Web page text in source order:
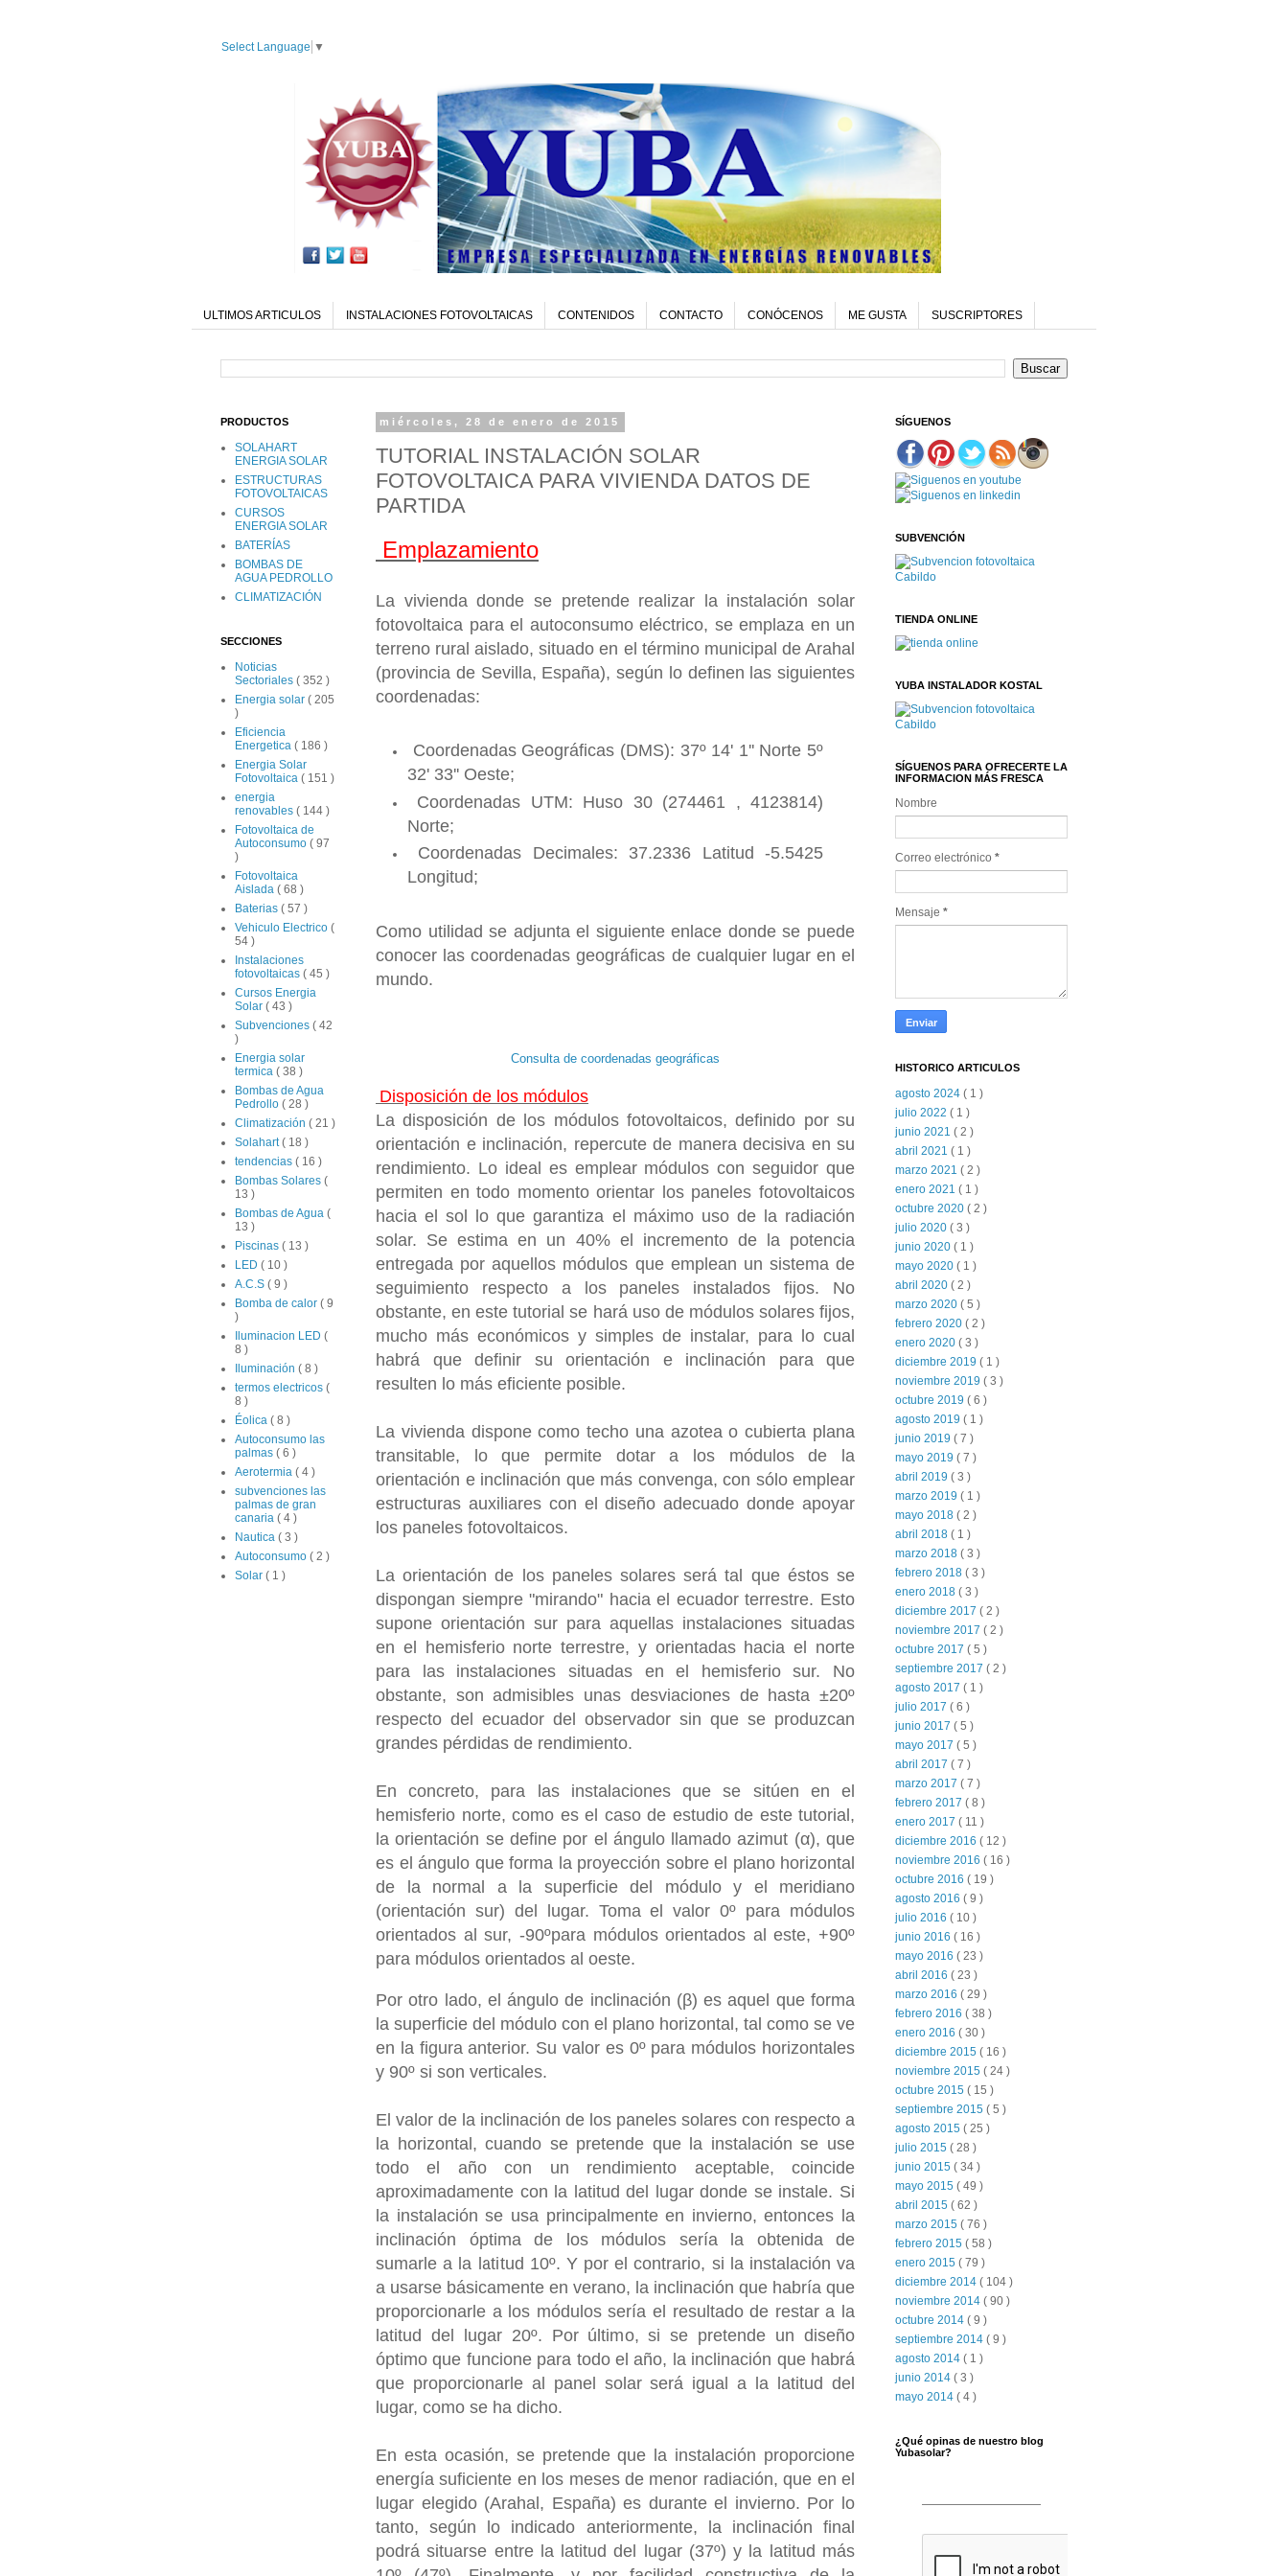
Select Language ▼
ULTIMOS ARTICULOS INSTALACIONES FOTOVOLTAICAS CONTENIDOS CONTACTO CONÓCENOS ME GUSTA SUSCRIPTORES
miércoles, 28 de enero de 2015
TUTORIAL INSTALACIÓN SOLAR
FOTOVOLTAICA PARA VIVIENDA DATOS DE
PARTIDA
Emplazamiento
La vivienda donde se pretende realizar la instalación solar
fotovoltaica para el autoconsumo eléctrico, se emplaza en un
terreno rural aislado, situado en el término municipal de Arahal
(provincia de Sevilla, España), según lo definen las siguientes
coordenadas:
Coordenadas Geográficas (DMS): 37º 14' 1'' Norte 5º
32' 33'' Oeste;
Coordenadas UTM: Huso 30 (274461 , 4123814)
Norte;
Coordenadas Decimales: 37.2336 Latitud -5.5425
Longitud;
Como utilidad se adjunta el siguiente enlace donde se puede
conocer las coordenadas geográficas de cualquier lugar en el
mundo.
Consulta de coordenadas geográficas
Disposición de los módulos
La disposición de los módulos fotovoltaicos, definido por su
orientación e inclinación, repercute de manera decisiva en su
rendimiento. Lo ideal es emplear módulos con seguidor que
permiten en todo momento orientar los paneles fotovoltaicos
hacia el sol lo que garantiza el máximo uso de la radiación
solar. Se estima en un 40% el incremento de la potencia
entregada por aquellos módulos que emplean un sistema de
seguimiento respecto a los paneles instalados fijos. No
obstante, en este tutorial se hará uso de módulos solares fijos,
mucho más económicos y simples de instalar, para lo cual
habrá que definir su orientación e inclinación para que
resulten lo más eficiente posible.
La vivienda dispone como techo una azotea o cubierta plana
transitable, lo que permite dotar a los módulos de la
orientación e inclinación que más convenga, con sólo emplear
estructuras auxiliares con el diseño adecuado donde apoyar
los paneles fotovoltaicos.
La orientación de los paneles solares será tal que éstos se
dispongan siempre "mirando" hacia el ecuador terrestre. Esto
supone orientación sur para aquellas instalaciones situadas
en el hemisferio norte terrestre, y orientadas hacia el norte
para las instalaciones situadas en el hemisferio sur. No
obstante, son admisibles unas desviaciones de hasta ±20º
respecto del ecuador del observador sin que se produzcan
grandes pérdidas de rendimiento.
En concreto, para las instalaciones que se sitúen en el
hemisferio norte, como es el caso de estudio de este tutorial,
la orientación se define por el ángulo llamado azimut (α), que
es el ángulo que forma la proyección sobre el plano horizontal
de la normal a la superficie del módulo y el meridiano
(orientación sur) del lugar. Toma el valor 0º para módulos
orientados al sur, -90ºpara módulos orientados al este, +90º
para módulos orientados al oeste.
Por otro lado, el ángulo de inclinación (β) es aquel que forma
la superficie del módulo con el plano horizontal, tal como se ve
en la figura anterior. Su valor es 0º para módulos horizontales
y 90º si son verticales.
El valor de la inclinación de los paneles solares con respecto a
la horizontal, cuando se pretende que la instalación se use
todo el año con un rendimiento aceptable, coincide
aproximadamente con la latitud del lugar donde se instale. Si
la instalación se usa principalmente en invierno, entonces la
inclinación óptima de los módulos sería la obtenida de
sumarle a la latitud 10º. Y por el contrario, si la instalación va
a usarse básicamente en verano, la inclinación que habría que
proporcionarle a los módulos sería el resultado de restar a la
latitud del lugar 20º. Por último, si se pretende un diseño
óptimo que funcione para todo el año, la inclinación que habrá
que proporcionarle al panel solar será igual a la latitud del
lugar, como se ha dicho.
En esta ocasión, se pretende que la instalación proporcione
energía suficiente en los meses de menor radiación, que en el
lugar elegido (Arahal, España) es durante el invierno. Por lo
tanto, según lo indicado anteriormente, la inclinación final
podrá situarse entre la latitud del lugar (37º) y la latitud más
PRODUCTOS
SOLAHART
ENERGIA SOLAR
ESTRUCTURAS
FOTOVOLTAICAS
CURSOS
ENERGIA SOLAR
BATERÍAS
BOMBAS DE
AGUA PEDROLLO
CLIMATIZACIÓN
SECCIONES
Noticias
Sectoriales ( 352 )
Energia solar ( 205
)
Eficiencia
Energetica ( 186 )
Energia Solar
Fotovoltaica ( 151 )
energia
renovables ( 144 )
Fotovoltaica de
Autoconsumo ( 97
)
Fotovoltaica
Aislada ( 68 )
Baterias ( 57 )
Vehiculo Electrico (
54 )
Instalaciones
fotovoltaicas ( 45 )
Cursos Energia
Solar ( 43 )
Subvenciones ( 42
)
Energia solar
termica ( 38 )
Bombas de Agua
Pedrollo ( 28 )
Climatización ( 21 )
Solahart( 18 )
tendencias ( 16 )
Bombas Solares (
13 )
Bombas de Agua (
13 )
Piscinas ( 13 )
LED ( 10 )
A.C.S ( 9 )
Bomba de calor ( 9
)
Iluminacion LED (
8 )
Iluminación ( 8 )
termos electricos (
8 )
Éolica ( 8 )
Autoconsumo las
palmas ( 6 )
Aerotermia ( 4 )
subvenciones las
palmas de gran
canaria ( 4 )
Nautica ( 3 )
Autoconsumo ( 2 )
Solar ( 1 )
SÍGUENOS
SUBVENCIÓN
TIENDA ONLINE
YUBA INSTALADOR KOSTAL
SÍGUENOS PARA OFRECERTE LA
INFORMACION MÁS FRESCA
Nombre
Correo electrónico *
Mensaje *
HISTORICO ARTICULOS
agosto 2024 ( 1 )
julio 2022 ( 1 )
junio 2021 ( 2 )
abril 2021 ( 1 )
marzo 2021 ( 2 )
enero 2021 ( 1 )
octubre 2020 ( 2 )
julio 2020 ( 3 )
junio 2020 ( 1 )
mayo 2020 ( 1 )
abril 2020 ( 2 )
marzo 2020 ( 5 )
febrero 2020 ( 2 )
enero 2020 ( 3 )
diciembre 2019 ( 1 )
noviembre 2019 ( 3 )
octubre 2019 ( 6 )
agosto 2019 ( 1 )
junio 2019 ( 7 )
mayo 2019 ( 7 )
abril 2019 ( 3 )
marzo 2019 ( 1 )
mayo 2018 ( 2 )
abril 2018 ( 1 )
marzo 2018 ( 3 )
febrero 2018 ( 3 )
enero 2018 ( 3 )
diciembre 2017 ( 2 )
noviembre 2017 ( 2 )
octubre 2017 ( 5 )
septiembre 2017 ( 2 )
agosto 2017 ( 1 )
julio 2017 ( 6 )
junio 2017 ( 5 )
mayo 2017 ( 5 )
abril 2017 ( 7 )
marzo 2017 ( 7 )
febrero 2017 ( 8 )
enero 2017 ( 11 )
diciembre 2016 ( 12 )
noviembre 2016 ( 16 )
octubre 2016 ( 19 )
agosto 2016 ( 9 )
julio 2016 ( 10 )
junio 2016 ( 16 )
mayo 2016 ( 23 )
abril 2016 ( 23 )
marzo 2016 ( 29 )
febrero 2016 ( 38 )
enero 2016 ( 30 )
diciembre 2015 ( 16 )
noviembre 2015 ( 24 )
octubre 2015 ( 15 )
septiembre 2015 ( 5 )
agosto 2015 ( 25 )
julio 2015 ( 28 )
junio 2015 ( 34 )
mayo 2015 ( 49 )
abril 2015 ( 62 )
marzo 2015 ( 76 )
febrero 2015 ( 58 )
enero 2015 ( 79 )
diciembre 2014 ( 104 )
noviembre 2014 ( 90 )
octubre 2014 ( 9 )
septiembre 2014 ( 9 )
agosto 2014 ( 1 )
junio 2014 ( 3 )
mayo 2014 ( 4 )
¿Qué opinas de nuestro blog
Yubasolar?